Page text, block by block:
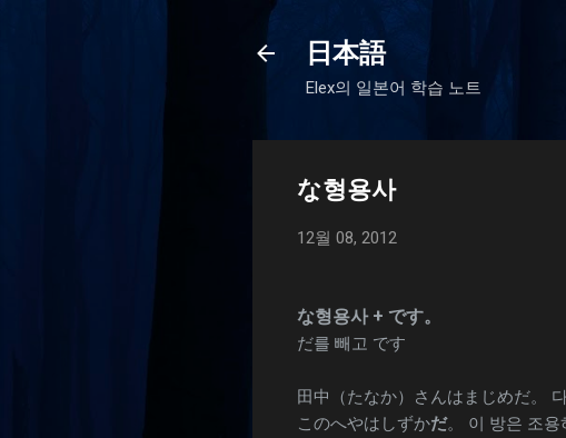
日本語
Elex의 일본어 학습 노트
な형용사
12월 08, 2012
な형용사 + です。
だ를 빼고 です
田中（たなか）さんはまじめだ。
このへやはしずかだ。 이 방은 조용